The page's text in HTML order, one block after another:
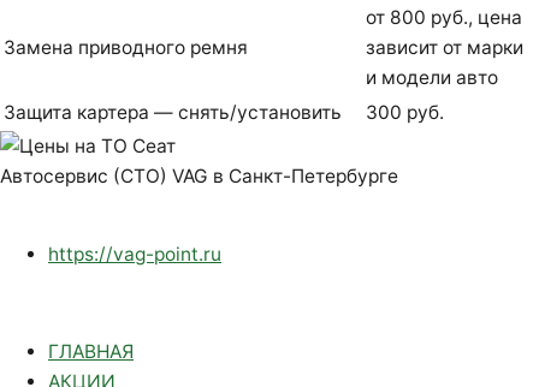
Замена приводного ремня
от 800 руб., цена
зависит от марки
и модели авто
Защита картера — снять/установить
300 руб.
Автосервис (СТО) VAG в Санкт-Петербурге
https://vag-point.ru
ГЛАВНАЯ
АКЦИИ